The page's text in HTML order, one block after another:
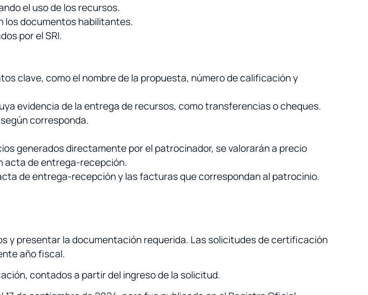
el uso de los recursos.
los documentos habilitantes.
por el SRI.
clave, como el nombre de la propuesta, número de calificación y
evidencia de la entrega de recursos, como transferencias o cheques.
corresponda.
generados directamente por el patrocinador, se valorarán a precio
acta de entrega-recepción.
de entrega-recepción y las facturas que correspondan al patrocinio.
y presentar la documentación requerida. Las solicitudes de certificación
año fiscal.
contados a partir del ingreso de la solicitud.